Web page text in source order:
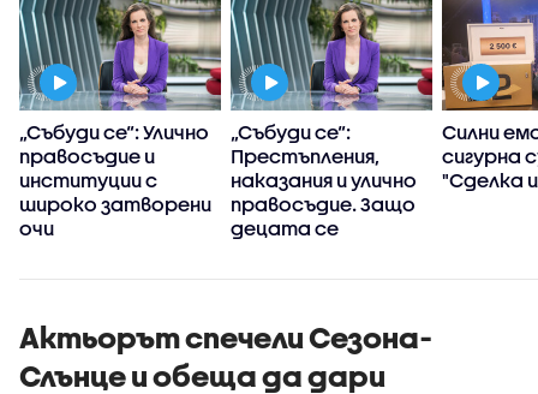
„Събуди се“: Улично
правосъдие и
институции с
широко затворени
очи
„Събуди се“:
Престъпления,
наказания и улично
правосъдие. Защо
децата се
убийци?
Силни
сигурна
"Сделка
Актьорът спечели Сезона-
Слънце и обеща да дари